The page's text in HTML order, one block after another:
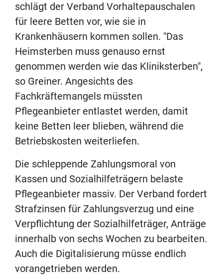
schlägt der Verband Vorhaltepauschalen
für leere Betten vor, wie sie in
Krankenhäusern kommen sollen. "Das
Heimsterben muss genauso ernst
genommen werden wie das Kliniksterben",
so Greiner. Angesichts des
Fachkräftemangels müssten
Pflegeanbieter entlastet werden, damit
keine Betten leer blieben, während die
Betriebskosten weiterliefen.
Die schleppende Zahlungsmoral von
Kassen und Sozialhilfeträgern belaste
Pflegeanbieter massiv. Der Verband fordert
Strafzinsen für Zahlungsverzug und eine
Verpflichtung der Sozialhilfeträger, Anträge
innerhalb von sechs Wochen zu bearbeiten.
Auch die Digitalisierung müsse endlich
vorangetrieben werden.